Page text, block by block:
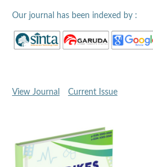
Our journal has been indexed by :
View Journal Current Issue